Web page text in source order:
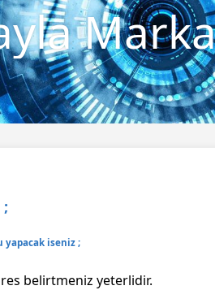
yapacak iseniz ;
belirtmeniz yeterlidir.